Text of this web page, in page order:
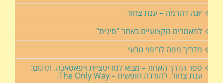
יוגה דהרמה – ענת צחור
למאמרים מקצועיים באתר "סינית"
מדריך מפה לריפוי טבעי
ספר הדרך האחת – מבוא למדיטציית ויפאסאנה. תרגום:
ענת צחור. להורדה חופשית – The Only Way.